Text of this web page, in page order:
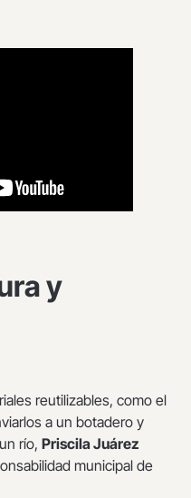
y
reutilizables, como el
a un botadero y
río, Priscila Juárez
municipal de